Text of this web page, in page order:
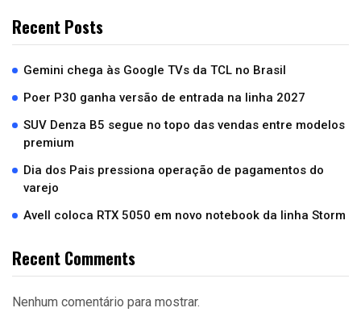
Recent Posts
Gemini chega às Google TVs da TCL no Brasil
Poer P30 ganha versão de entrada na linha 2027
SUV Denza B5 segue no topo das vendas entre modelos
premium
Dia dos Pais pressiona operação de pagamentos do
varejo
Avell coloca RTX 5050 em novo notebook da linha Storm
Recent Comments
Nenhum comentário para mostrar.